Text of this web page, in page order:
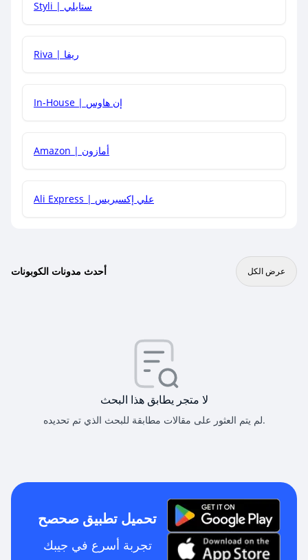
هل يمكنني جمع كود خصم مع العروض الأخرى؟
Styli | ستايلي
Riva | ريفا
In-House | إن هاوس
Amazon | أمازون
Ali Express | علي إكسبريس
أحدث مدونات الكوبونات عرض الكل
لا متجر يطابق هذا البحث
لم يتم العثور على مقالات مطابقة للبحث الذي تم تحديده.
تحميل تطبيق صحصح
تجربة أسرع في جيبك